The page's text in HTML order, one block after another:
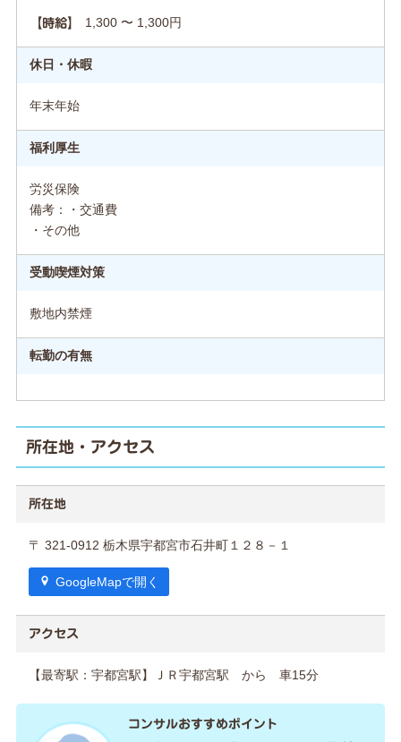
【時給】 1,300 〜 1,300円
休日・休暇
年末年始
福利厚生
労災保険
備考：・交通費
・その他
受動喫煙対策
敷地内禁煙
転勤の有無
所在地・アクセス
所在地
〒 321-0912 栃木県宇都宮市石井町１２８－１
GoogleMapで開く
アクセス
【最寄駅：宇都宮駅】ＪＲ宇都宮駅 から 車15分
コンサルおすすめポイント